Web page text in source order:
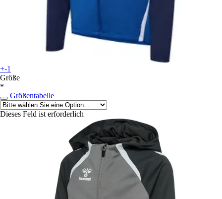
+-1
Größe
*
Größentabelle
Dieses Feld ist erforderlich